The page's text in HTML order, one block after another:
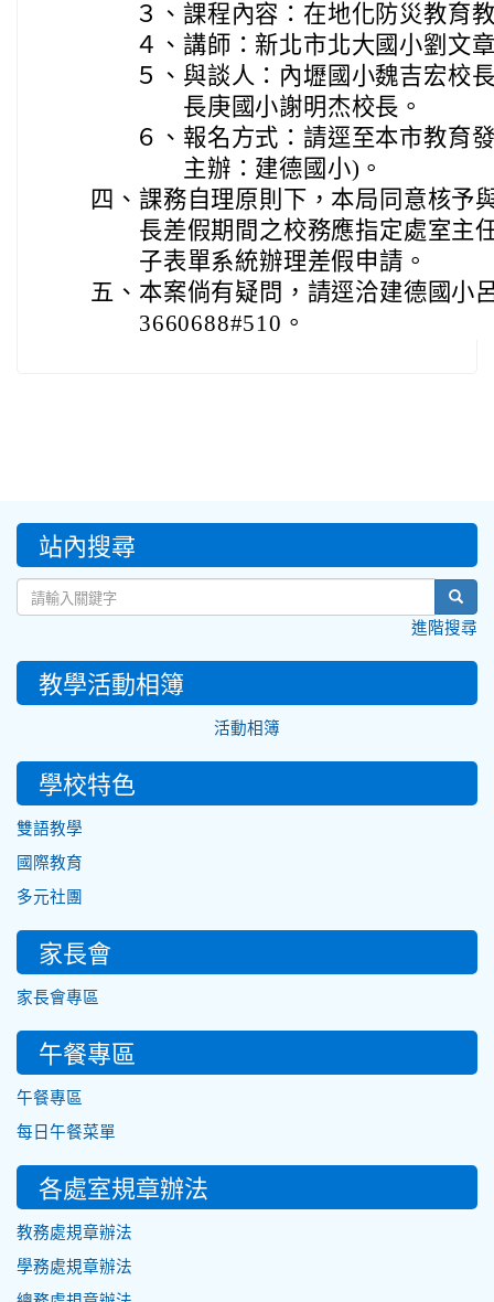
３、 課程內容：在地化防災教育
４、 講師：新北市北大國小劉文
５、 與談人：內壢國小魏吉宏校
長庚國小謝明杰校長。
６、 報名方式：請逕至本市教育
主辦：建德國小)。
四、 課務自理原則下，本局同意核予
長差假期間之校務應指定處室主
子表單系統辦理差假申請。
五、 本案倘有疑問，請逕洽建德國小
3660688#510。
::: 站內搜尋
進階搜尋
教學活動相簿
活動相簿
學校特色
雙語教學
國際教育
多元社團
家長會
家長會專區
午餐專區
午餐專區
每日午餐菜單
各處室規章辦法
教務處規章辦法
學務處規章辦法